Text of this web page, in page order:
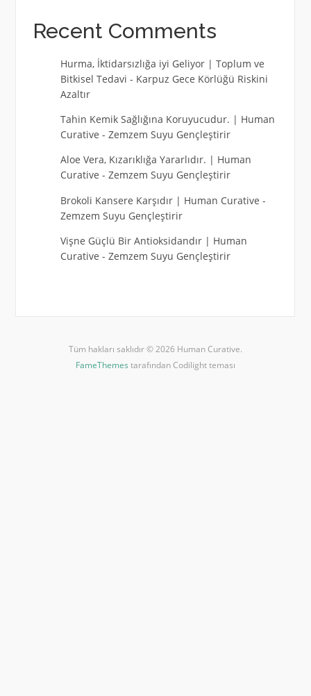
Recent Comments
Hurma, İktidarsızlığa iyi Geliyor | Toplum ve
Bitkisel Tedavi - Karpuz Gece Körlüğü Riskini
Azaltır
Tahin Kemik Sağlığına Koruyucudur. | Human
Curative - Zemzem Suyu Gençleştirir
Aloe Vera, Kızarıklığa Yararlıdır. | Human
Curative - Zemzem Suyu Gençleştirir
Brokoli Kansere Karşıdır | Human Curative -
Zemzem Suyu Gençleştirir
Vişne Güçlü Bir Antioksidandır | Human
Curative - Zemzem Suyu Gençleştirir
Tüm hakları saklıdır © 2026 Human Curative.
FameThemes tarafından Codilight teması